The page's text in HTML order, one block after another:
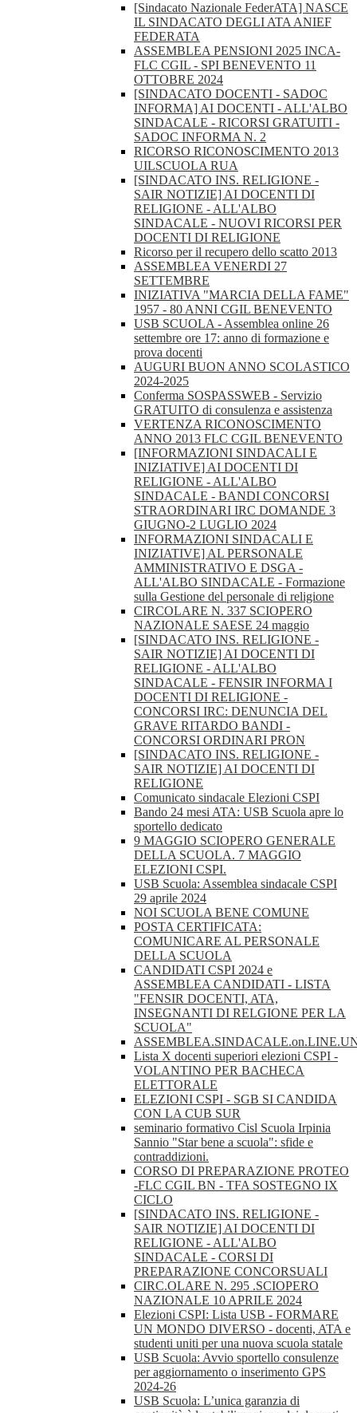
[Sindacato Nazionale FederATA] NASCE
IL SINDACATO DEGLI ATA ANIEF
FEDERATA
ASSEMBLEA PENSIONI 2025 INCA-
FLC CGIL - SPI BENEVENTO 11
OTTOBRE 2024
[SINDACATO DOCENTI - SADOC
INFORMA] AI DOCENTI - ALL'ALBO
SINDACALE - RICORSI GRATUITI -
SADOC INFORMA N. 2
RICORSO RICONOSCIMENTO 2013
UILSCUOLA RUA
[SINDACATO INS. RELIGIONE -
SAIR NOTIZIE] AI DOCENTI DI
RELIGIONE - ALL'ALBO
SINDACALE - NUOVI RICORSI PER
DOCENTI DI RELIGIONE
Ricorso per il recupero dello scatto 2013
ASSEMBLEA VENERDI 27
SETTEMBRE
INIZIATIVA "MARCIA DELLA FAME"
1957 - 80 ANNI CGIL BENEVENTO
USB SCUOLA - Assemblea online 26
settembre ore 17: anno di formazione e
prova docenti
AUGURI BUON ANNO SCOLASTICO
2024-2025
Conferma SOSPASSWEB - Servizio
GRATUITO di consulenza e assistenza
VERTENZA RICONOSCIMENTO
ANNO 2013 FLC CGIL BENEVENTO
[INFORMAZIONI SINDACALI E
INIZIATIVE] AI DOCENTI DI
RELIGIONE - ALL'ALBO
SINDACALE - BANDI CONCORSI
STRAORDINARI IRC DOMANDE 3
GIUGNO-2 LUGLIO 2024
INFORMAZIONI SINDACALI E
INIZIATIVE] AL PERSONALE
AMMINISTRATIVO E DSGA -
ALL'ALBO SINDACALE - Formazione
sulla Gestione del personale di religione
CIRCOLARE N. 337 SCIOPERO
NAZIONALE SAESE 24 maggio
[SINDACATO INS. RELIGIONE -
SAIR NOTIZIE] AI DOCENTI DI
RELIGIONE - ALL'ALBO
SINDACALE - FENSIR INFORMA I
DOCENTI DI RELIGIONE -
CONCORSI IRC: DENUNCIA DEL
GRAVE RITARDO BANDI -
CONCORSI ORDINARI PRON
[SINDACATO INS. RELIGIONE -
SAIR NOTIZIE] AI DOCENTI DI
RELIGIONE
Comunicato sindacale Elezioni CSPI
Bando 24 mesi ATA: USB Scuola apre lo
sportello dedicato
9 MAGGIO SCIOPERO GENERALE
DELLA SCUOLA. 7 MAGGIO
ELEZIONI CSPI.
USB Scuola: Assemblea sindacale CSPI
29 aprile 2024
NOI SCUOLA BENE COMUNE
POSTA CERTIFICATA:
COMUNICARE AL PERSONALE
DELLA SCUOLA
CANDIDATI CSPI 2024 e
ASSEMBLEA CANDIDATI - LISTA
"FENSIR DOCENTI, ATA,
INSEGNANTI DI RELGIONE PER LA
SCUOLA"
Lista X docenti superiori elezioni CSPI -
VOLANTINO PER BACHECA
ELETTORALE
ELEZIONI CSPI - SGB SI CANDIDA
CON LA CUB SUR
seminario formativo Cisl Scuola Irpinia
Sannio "Star bene a scuola": sfide e
contraddizioni.
CORSO DI PREPARAZIONE PROTEO
-FLC CGIL BN - TFA SOSTEGNO IX
CICLO
[SINDACATO INS. RELIGIONE -
SAIR NOTIZIE] AI DOCENTI DI
RELIGIONE - ALL'ALBO
SINDACALE - CORSI DI
PREPARAZIONE CONCORSUALI
CIRC.OLARE N. 295 .SCIOPERO
NAZIONALE 10 APRILE 2024
Elezioni CSPI: Lista USB - FORMARE
UN MONDO DIVERSO - docenti, ATA e
studenti uniti per una nuova scuola statale
USB Scuola: Avvio sportello consulenze
per aggiornamento o inserimento GPS
2024-26
USB Scuola: L’unica garanzia di